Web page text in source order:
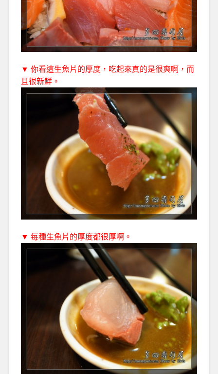
▼ 你看這生魚片的厚度，吃起來真的是很爽啊，而
且很新鮮。
▼ 每種生魚片的厚度都很厚啊。